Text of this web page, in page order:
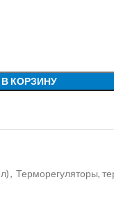
В КОРЗИНУ
, Терморегуляторы,